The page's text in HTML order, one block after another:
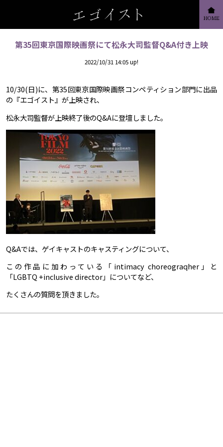
第35回東京国際映画祭にて松永大司監督Q&A付き上映
2022/10/31 14:05 up!
10/30(日)に、第35回東京国際映画祭コンペティション部門に出品
の『エゴイスト』が上映され、
松永大司監督が上映終了後のQ&Aに登壇しました。
Q&Aでは、ゲイキャストのキャスティングについて、
この作品に加わっている「intimacy choreograqher」と
「LGBTQ +inclusive director」についてなど、
たくさんの質問を頂きました。